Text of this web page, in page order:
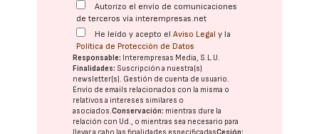
Autorizo el envío de comunicaciones
de terceros vía interempresas.net
He leído y acepto elAviso Legal y la
Política de Protección de Datos
Responsable: Interempresas Media, S.L.U.
Finalidades: Suscripción a nuestra(s)
newsletter(s). Gestión de cuenta de usuario.
Envío de emails relacionados con la misma o
relativos a intereses similares o
asociados.Conservación: mientras dure la
relación con Ud., o mientras sea necesario para
llevar a cabo las finalidades especificadasCesión: